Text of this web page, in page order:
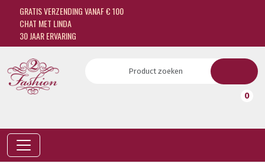
GRATIS VERZENDING VANAF € 100
CHAT MET LINDA
30 JAAR ERVARING
0